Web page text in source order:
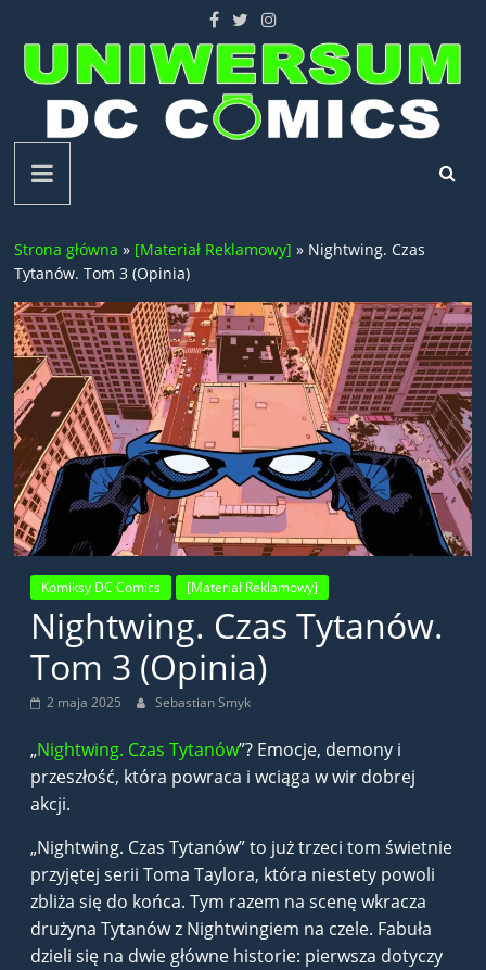
content
Uniwersum
DC
Comics
Strona główna » [Materiał Reklamowy] » Nightwing. Czas
Tytanów. Tom 3 (Opinia)
Komiksy DC Comics [Materiał Reklamowy]
Nightwing. Czas Tytanów.
Tom 3 (Opinia)
2 maja 2025 Sebastian Smyk
„Nightwing. Czas Tytanów”? Emocje, demony i
przeszłość, która powraca i wciąga w wir dobrej
akcji.
„Nightwing. Czas Tytanów” to już trzeci tom świetnie
przyjętej serii Toma Taylora, która niestety powoli
zbliża się do końca. Tym razem na scenę wkracza
drużyna Tytanów z Nightwingiem na czele. Fabuła
dzieli się na dwie główne historie: pierwsza dotyczy